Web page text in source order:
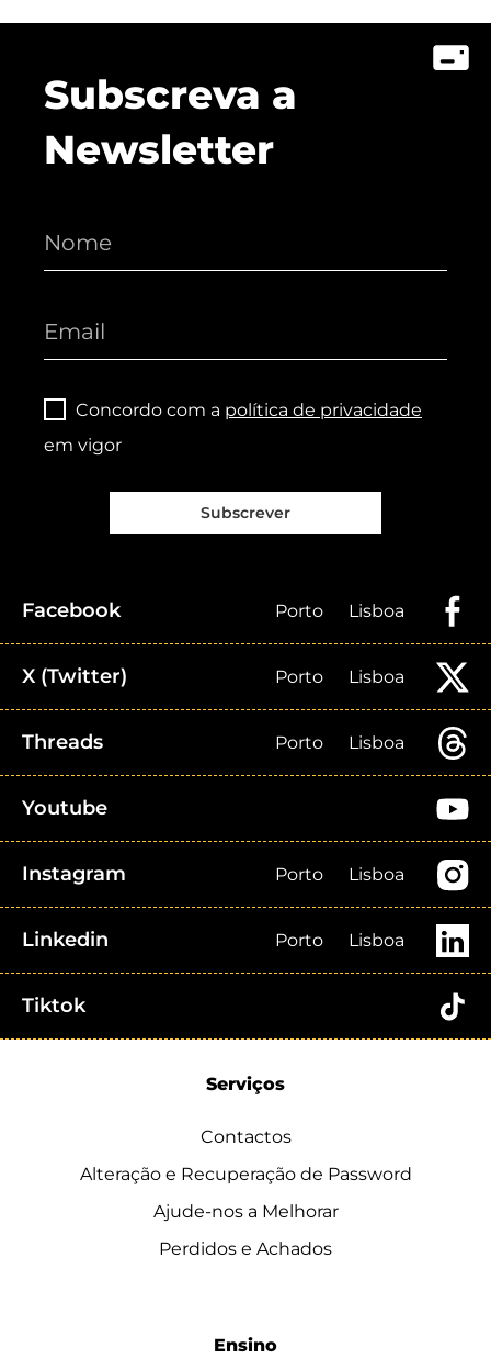
Subscreva a
Newsletter
Concordo com a política de privacidade
em vigor
Subscrever
Facebook Porto Lisboa
X (Twitter) Porto Lisboa
Threads Porto Lisboa
Youtube
Instagram Porto Lisboa
Linkedin Porto Lisboa
Tiktok
Serviços
Contactos
Alteração e Recuperação de Password
Ajude-nos a Melhorar
Perdidos e Achados
Ensino